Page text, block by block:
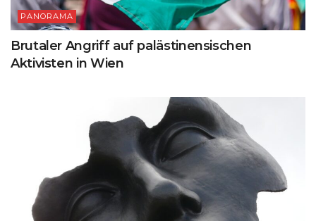
PANORAMA
Brutaler Angriff auf palästinensischen
Aktivisten in Wien